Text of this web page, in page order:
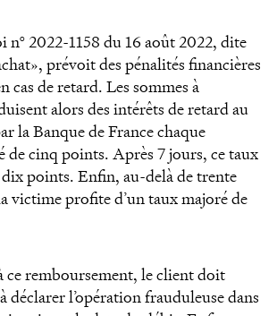
n° 2022-1158 du 16 août 2022, dite
prévoit des pénalités financières
cas de retard. Les sommes à
alors des intérêts de retard au
la Banque de France chaque
de cinq points. Après 7 jours, ce taux
dix points. Enfin, au-delà de trente
victime profite d’un taux majoré de
ce remboursement, le client doit
déclarer l’opération frauduleuse dans